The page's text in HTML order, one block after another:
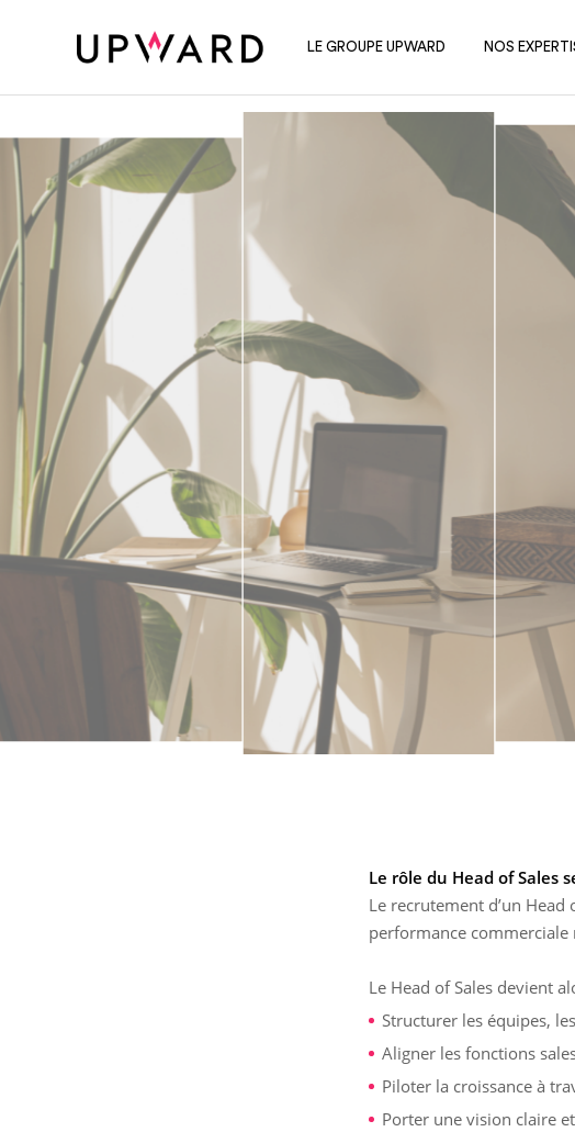
LE GROUPE UPWARD NOS
Le rôle du Head of Sales
Le recrutement d’un
performance commerciale
Le Head of Sales devient
Structurer les équipes,
Aligner les fonctions
Piloter la croissance à
Porter une vision claire